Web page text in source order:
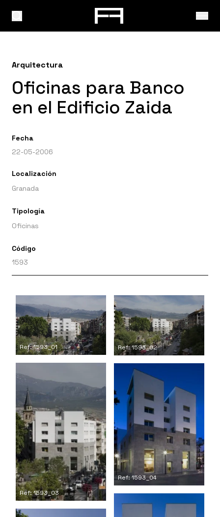
Arquitectura
Oficinas para Banco
en el Edificio Zaida
Fecha
22-05-2006
Localización
Granada
Tipología
Oficinas
Código
1593
Ref: 1593_01 Ref: 1593_02
Ref: 1593_03
Ref: 1593_04